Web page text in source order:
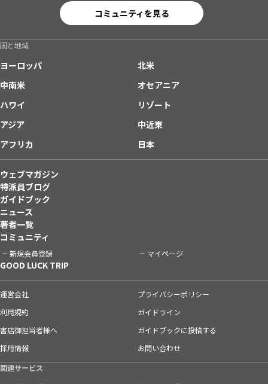
コミュニティを見る
国と地域
ヨーロッパ
北米
中南米
オセアニア
ハワイ
リゾート
アジア
中近東
アフリカ
日本
ウェブマガジン
特派員ブログ
ガイドブック
ニュース
著者一覧
コミュニティ
新規会員登録 マイページ
GOOD LUCK TRIP
運営会社
プライバシーポリシー
利用規約
ガイドライン
書店御担当者様へ
ガイドブックに投稿する
採用情報
お問い合わせ
関連サービス